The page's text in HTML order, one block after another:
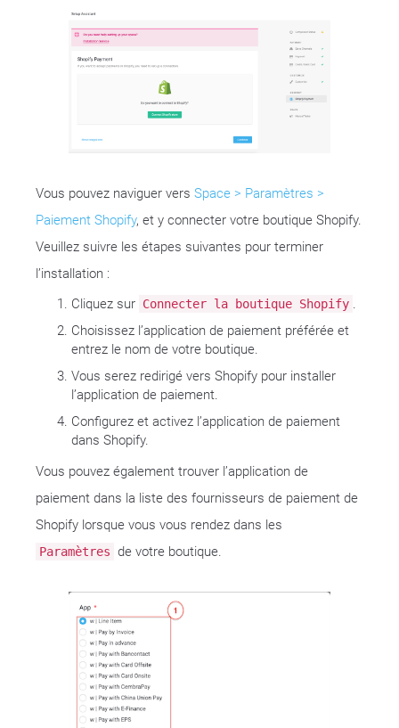
Vous pouvez naviguer vers Space > Paramètres >
Paiement Shopify, et y connecter votre boutique Shopify.
Veuillez suivre les étapes suivantes pour terminer
l’installation :
Cliquez sur Connecter la boutique Shopify .
Choisissez l’application de paiement préférée et
entrez le nom de votre boutique.
Vous serez redirigé vers Shopify pour installer
l’application de paiement.
Configurez et activez l’application de paiement
dans Shopify.
Vous pouvez également trouver l’application de
paiement dans la liste des fournisseurs de paiement de
Shopify lorsque vous vous rendez dans les
Paramètres de votre boutique.